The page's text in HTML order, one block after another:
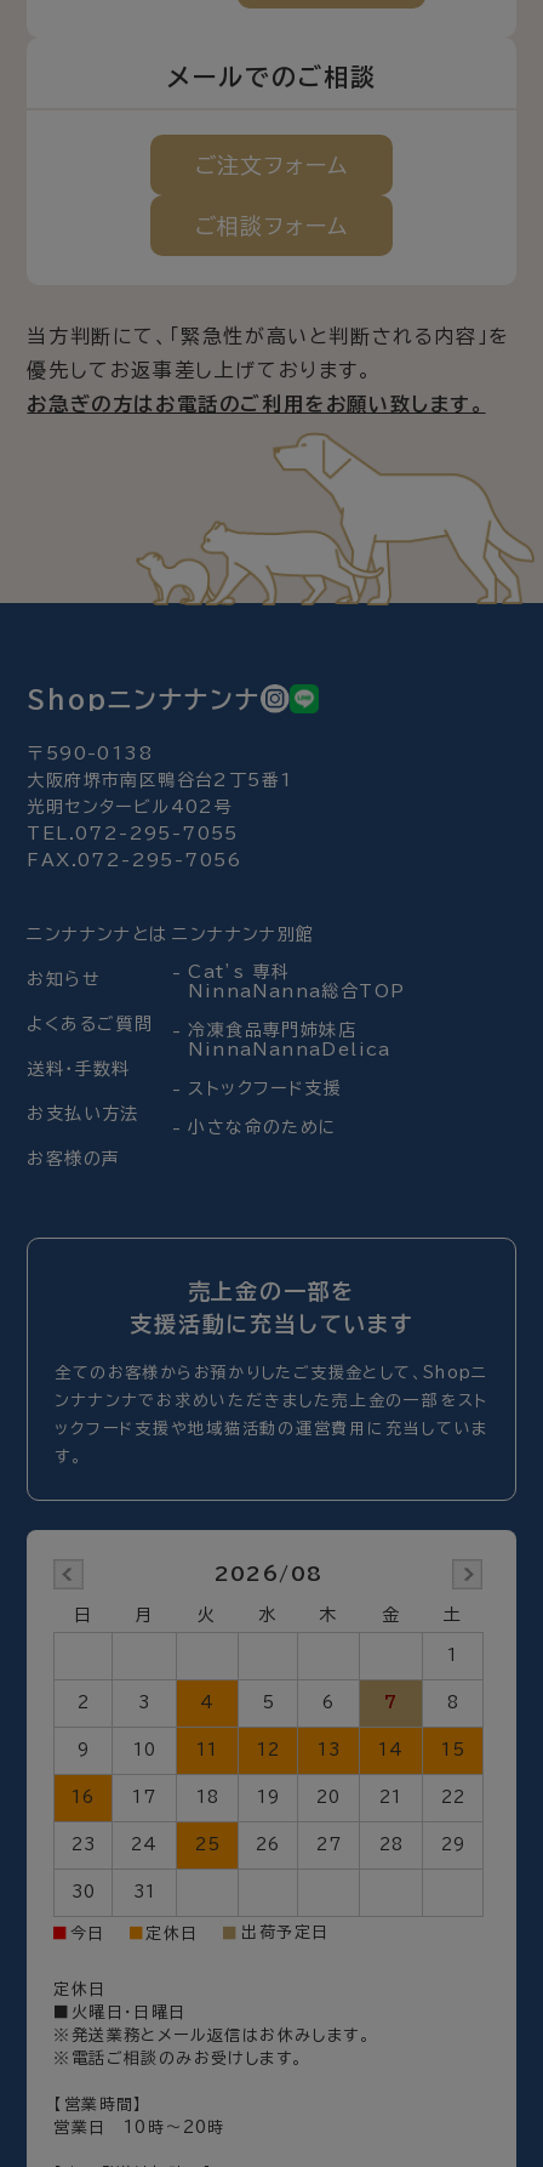
メールでのご相談
ご注文 フォーム
ご相談 フォーム
当方判断にて、「緊急性が高いと判断される内容」を
優先してお返事差し上げております。
お急ぎの方はお電話のご利用をお願い致します。
Shopニンナナンナ
〒590-0138
大阪府堺市南区鴨谷台2丁5番1
光明センタービル402号
TEL.072-295-7055
FAX.072-295-7056
ニンナナンナとは
お知らせ
よくあるご質問
送料・手数料
お支払い方法
お客様の声
ニンナナンナ別館
Cat’s 専科
NinnaNanna総合TOP
冷凍食品専門姉妹店
NinnaNannaDelica
ストックフード支援
小さな命のために
売上金の一部を
支援活動に充当しています
全てのお客様からお預かりしたご支援金として、Shopニ
ンナナンナでお求めいただきました売上金の一部をスト
ックフード支援や地域猫活動の運営費用に充当していま
す。
2026/08
日 月 火 水 木 金 土
1
2 3 4 5 6 7 8
9 10 11 12 13 14 15
16 17 18 19 20 21 22
23 24 25 26 27 28 29
30 31
今日 定休日 出荷予定日
定休日
■火曜日・日曜日
※発送業務とメール返信はお休みします。
※電話ご相談のみお受けします。
【営業時間】
営業日 10時～20時